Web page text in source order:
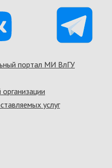
портал МИ ВлГУ
услуг